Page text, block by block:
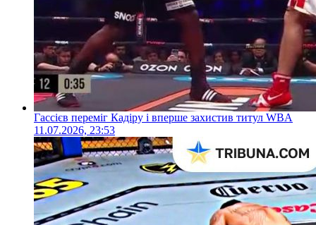
Гассієв переміг Кадіру і вперше захистив титул WBA
11.07.2026, 23:53